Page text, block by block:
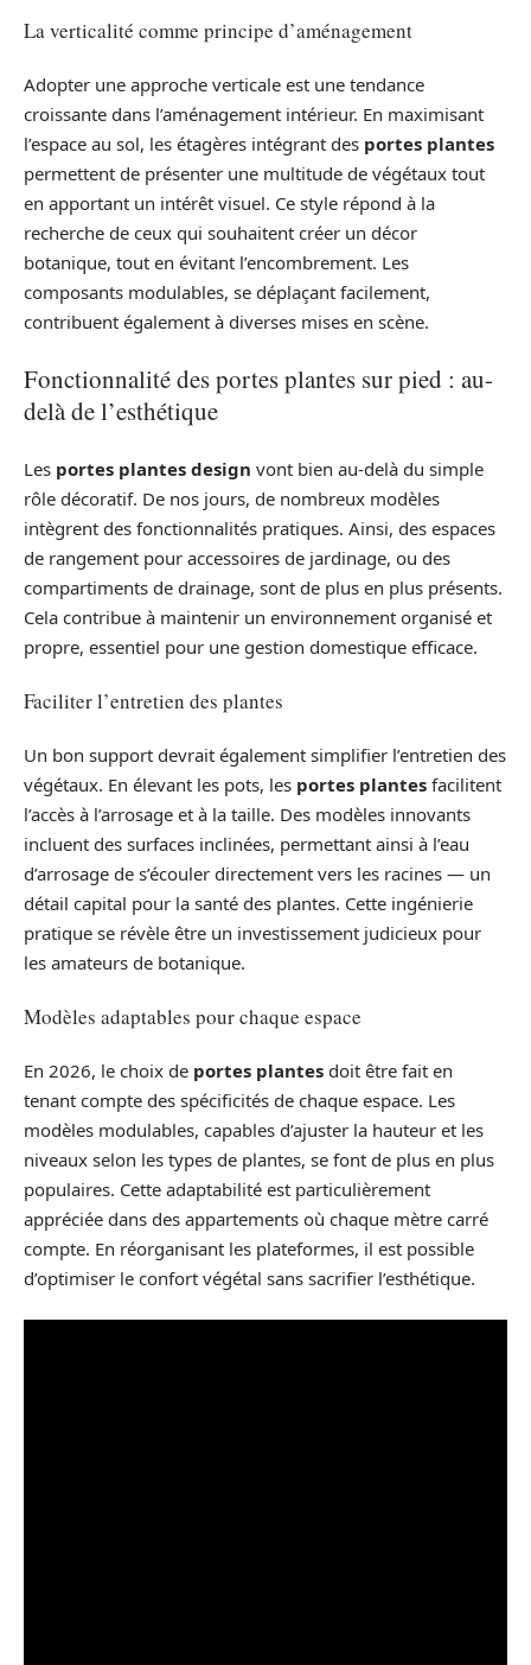
La verticalité comme principe d’aménagement
Adopter une approche verticale est une tendance
croissante dans l’aménagement intérieur. En maximisant
l’espace au sol, les étagères intégrant des portes plantes
permettent de présenter une multitude de végétaux tout
en apportant un intérêt visuel. Ce style répond à la
recherche de ceux qui souhaitent créer un décor
botanique, tout en évitant l’encombrement. Les
composants modulables, se déplaçant facilement,
contribuent également à diverses mises en scène.
Fonctionnalité des portes plantes sur pied : au-
delà de l’esthétique
Les portes plantes design vont bien au-delà du simple
rôle décoratif. De nos jours, de nombreux modèles
intègrent des fonctionnalités pratiques. Ainsi, des espaces
de rangement pour accessoires de jardinage, ou des
compartiments de drainage, sont de plus en plus présents.
Cela contribue à maintenir un environnement organisé et
propre, essentiel pour une gestion domestique efficace.
Faciliter l’entretien des plantes
Un bon support devrait également simplifier l’entretien des
végétaux. En élevant les pots, les portes plantes facilitent
l’accès à l’arrosage et à la taille. Des modèles innovants
incluent des surfaces inclinées, permettant ainsi à l’eau
d’arrosage de s’écouler directement vers les racines — un
détail capital pour la santé des plantes. Cette ingénierie
pratique se révèle être un investissement judicieux pour
les amateurs de botanique.
Modèles adaptables pour chaque espace
En 2026, le choix de portes plantes doit être fait en
tenant compte des spécificités de chaque espace. Les
modèles modulables, capables d’ajuster la hauteur et les
niveaux selon les types de plantes, se font de plus en plus
populaires. Cette adaptabilité est particulièrement
appréciée dans des appartements où chaque mètre carré
compte. En réorganisant les plateformes, il est possible
d’optimiser le confort végétal sans sacrifier l’esthétique.